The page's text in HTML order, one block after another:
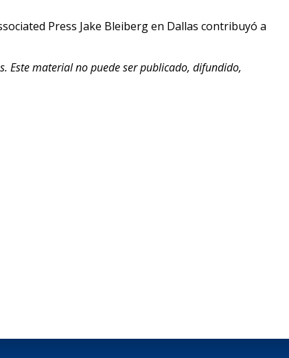
Press Jake Bleiberg en Dallas contribuyó a
Este material no puede ser publicado, difundido,